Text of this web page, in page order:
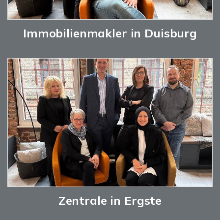
Immobilienmakler in Duisburg
Zentrale in Ergste